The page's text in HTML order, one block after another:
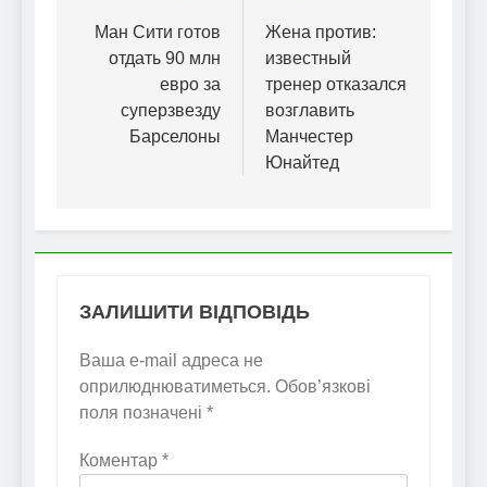
записів
Ман Сити готов
отдать 90 млн
евро за
суперзвезду
Барселоны
Жена против:
известный
тренер отказался
возглавить
Манчестер
Юнайтед
ЗАЛИШИТИ ВІДПОВІДЬ
Ваша e-mail адреса не
оприлюднюватиметься. Обов’язкові
поля позначені *
Коментар *